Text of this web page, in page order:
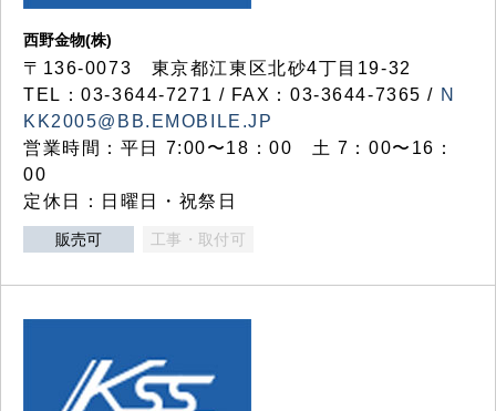
西野金物(株)
〒136-0073 東京都江東区北砂4丁目19-32
TEL：03‐3644‐7271 / FAX：03-3644-7365 / N
KK2005@BB.EMOBILE.JP
営業時間：平日 7:00〜18：00 土 7：00〜16：
00
定休日：日曜日・祝祭日
販売可 工事・取付可